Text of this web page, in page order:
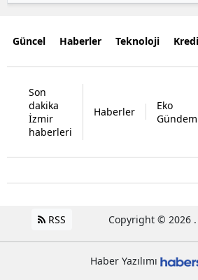
Güncel Haberler Teknoloji Kredi
Son
dakika
İzmir
haberleri
Haberler
Eko
Gündem
RSS Copyright © 2026 .
Haber Yazılımı